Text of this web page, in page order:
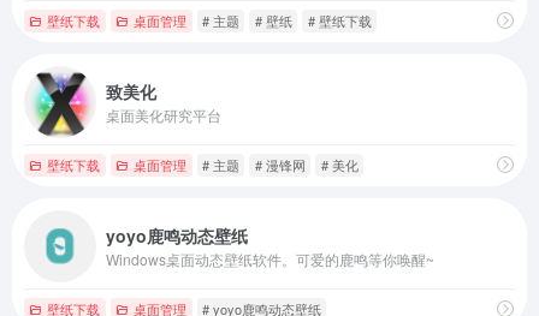
壁纸下载 桌面管理 # 主题 # 壁纸 # 壁纸下载
致美化
桌面美化研究平台
壁纸下载 桌面管理 # 主题 # 漫锋网 # 美化
yoyo鹿鸣动态壁纸
Windows桌面动态壁纸软件。可爱的鹿鸣等你唤醒~
壁纸下载 桌面管理 # yoyo鹿鸣动态壁纸